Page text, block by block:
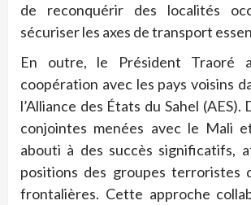
de reconquérir des localités
sécuriser les axes de transport
En outre, le Président Traoré
coopération avec les pays voisins
l’Alliance des États du Sahel (AES).
conjointes menées avec le Mali
abouti à des succès significatifs,
positions des groupes terroristes
frontalières. Cette approche